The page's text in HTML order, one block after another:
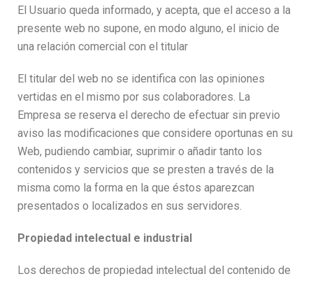
El Usuario queda informado, y acepta, que el acceso a la
presente web no supone, en modo alguno, el inicio de
una relación comercial con el titular
El titular del web no se identifica con las opiniones
vertidas en el mismo por sus colaboradores. La
Empresa se reserva el derecho de efectuar sin previo
aviso las modificaciones que considere oportunas en su
Web, pudiendo cambiar, suprimir o añadir tanto los
contenidos y servicios que se presten a través de la
misma como la forma en la que éstos aparezcan
presentados o localizados en sus servidores.
Propiedad intelectual e industrial
Los derechos de propiedad intelectual del contenido de